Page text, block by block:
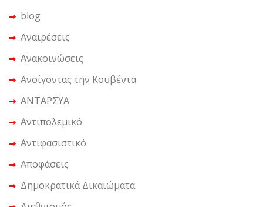
blog
Αναιρέσεις
Ανακοινώσεις
Ανοίγοντας την Κουβέντα
ΑΝΤΑΡΣΥΑ
Αντιπολεμικό
Αντιφασιστικό
Αποφάσεις
Δημοκρατικά Δικαιώματα